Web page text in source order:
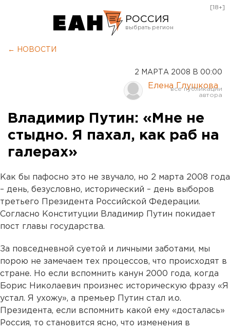
РОССИЯ
Курган
Оренбург
[18+]
← НОВОСТИ
2 МАРТА 2008 В 00:00
Елена Глушкова
Владимир Путин: «Мне не
стыдно. Я пахал, как раб на
галерах»
Как бы пафосно это не звучало, но 2 марта 2008 года
– день, безусловно, исторический – день выборов
третьего Президента Российской Федерации.
Согласно Конституции Владимир Путин покидает
пост главы государства.
За повседневной суетой и личными заботами, мы
порою не замечаем тех процессов, что происходят в
стране. Но если вспомнить канун 2000 года, когда
Борис Николаевич произнес историческую фразу «Я
устал. Я ухожу», а премьер Путин стал и.о.
Президента, если вспомнить какой ему «досталась»
Россия, то становится ясно, что изменения в